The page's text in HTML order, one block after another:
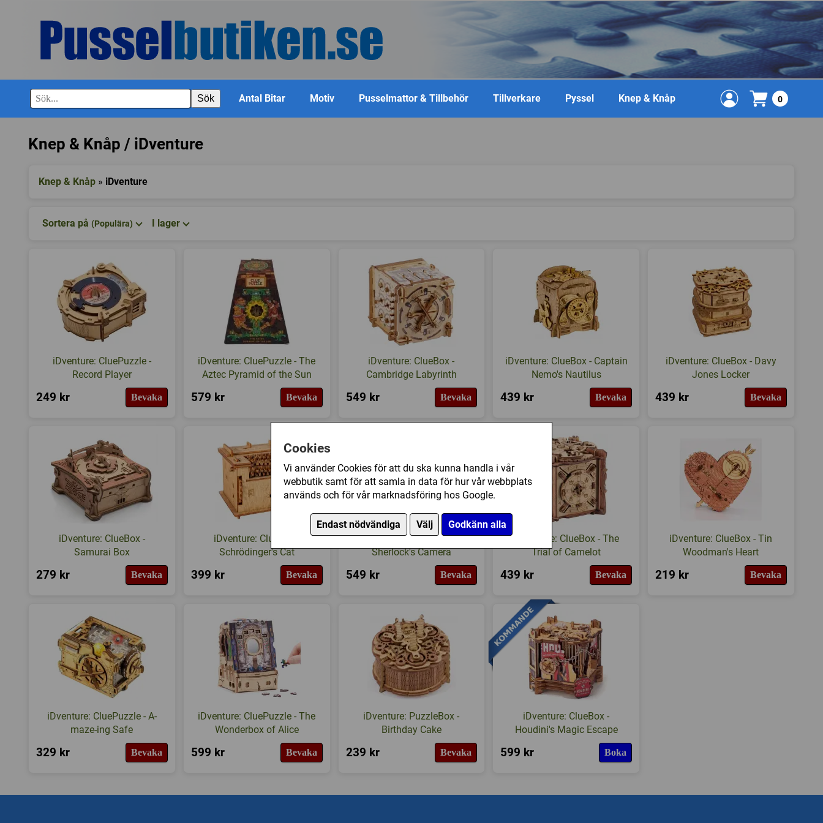
Cookies
Vi använder Cookies för att du ska kunna handla i vår
webbutik samt för att samla in data för hur vår webbplats
används och för vår marknadsföring hos Google.
Endast nödvändiga Välj Godkänn alla
Sök Antal Bitar Motiv Pusselmattor & Tillbehör Tillverkare Pyssel Knep & Knåp 0
Knep & Knåp / iDventure
Knep & Knåp » iDventure
Sortera på (Populära) I lager
iDventure: CluePuzzle -
Record Player
249 kr Bevaka
iDventure: CluePuzzle - The
Aztec Pyramid of the Sun
579 kr Bevaka
iDventure: ClueBox -
Cambridge Labyrinth
549 kr Bevaka
iDventure: ClueBox - Captain
Nemo's Nautilus
439 kr Bevaka
iDventure: ClueBox - Davy
Jones Locker
439 kr Bevaka
iDventure: ClueBox -
Samurai Box
279 kr Bevaka
iDventure: ClueBox -
Schrödinger's Cat
399 kr Bevaka
iDventure: ClueBox -
Sherlock's Camera
549 kr Bevaka
iDventure: ClueBox - The
Trial of Camelot
439 kr Bevaka
iDventure: ClueBox - Tin
Woodman's Heart
219 kr Bevaka
iDventure: CluePuzzle - A-
maze-ing Safe
329 kr Bevaka
iDventure: CluePuzzle - The
Wonderbox of Alice
599 kr Bevaka
iDventure: PuzzleBox -
Birthday Cake
239 kr Bevaka
iDventure: ClueBox -
Houdini's Magic Escape
599 kr Boka